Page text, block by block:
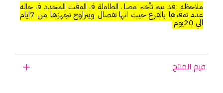
ملاحظه :قد يتم تأخير وصل الطاولة في الوقت المحدد في حاله
عدم توقرها بالفرع حيث انها تفصال ويتراوح تجهزها من 7ايام
الي 20يوم
قيم المنتج